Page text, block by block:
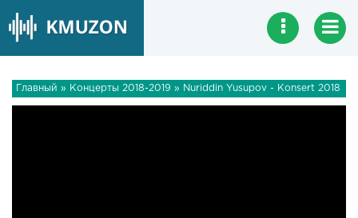
Главный » Концерты 2018-2019 » Nuriddin Yusupov - Konsert 2018